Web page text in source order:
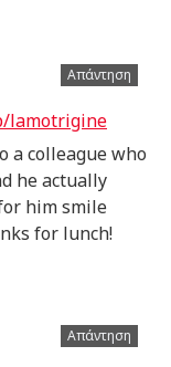
lamotrigine
Απάντηση
a colleague who
he actually
him smile
for lunch!
Απάντηση